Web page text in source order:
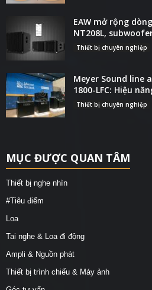
EAW mở rộng
NT208L,
Thiết bị chuyên nghiệp
Meyer Sound line
1800-LFC: Hiệu
Thiết bị chuyên nghiệp
MỤC ĐƯỢC QUAN TÂM
Thiết bị nghe nhìn
#Tiêu điểm
Loa
Tai nghe & Loa đi động
Ampli & Nguồn phát
Thiết bị trình chiếu & Máy ảnh